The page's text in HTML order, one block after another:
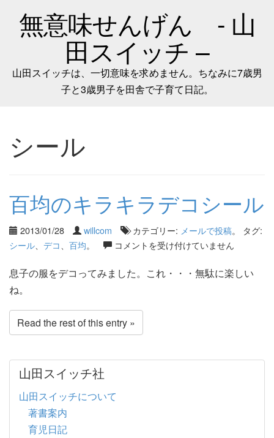
無意味せんげん - 山
田スイッチ –
山田スイッチは、一切意味を求めません。ちなみに7歳男
子と3歳男子を田舎で子育て日記。
シール
百均のキラキラデコシール
2013/01/28 willcom カテゴリー: メールで投稿。 タグ:
シール
デコ 百均。 コメントを受け付けていません
息子の服をデコってみました。これ・・・無駄に楽しい
ね。
Read the rest of this entry »
山田スイッチ社
山田スイッチについて
著書案内
育児日記